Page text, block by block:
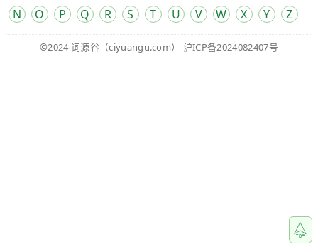
N
O P Q R S T U V W X Y Z
©2024 词源谷 （ciyuangu.com） 沪ICP备2024082407号